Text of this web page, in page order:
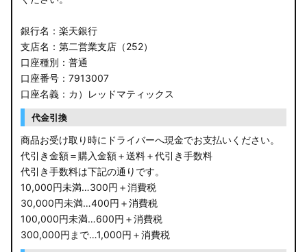
銀行名：楽天銀行
支店名：第二営業支店（252）
口座種別：普通
口座番号：7913007
口座名義：カ）レッドマティックス
代金引換
商品お受け取り時にドライバーへ現金でお支払いください。
代引き金額＝購入金額＋送料＋代引き手数料
代引き手数料は下記の通りです。
10,000円未満…300円＋消費税
30,000円未満…400円＋消費税
100,000円未満…600円＋消費税
300,000円まで…1,000円＋消費税